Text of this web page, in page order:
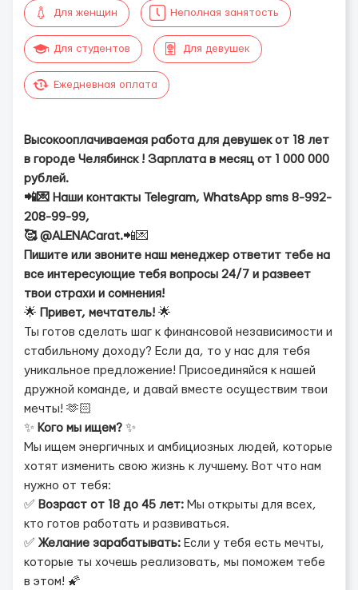
Для женщин Неполная занятость
Для студентов Для девушек
Ежедневная оплата
Высокооплачиваемая работа для девушек от 18 лет
в городе Чeлябинcк ! Зарплата в месяц от 1 000 000
рублей.
📲💌 Наши контакты Telegram, WhatsApp sms 8-992-
208-99-99,
🥰 @ALENACarat.📲💌
Пишите или звоните наш менеджер ответит тебе на
все интересующие тебя вопросы 24/7 и развеет
твои страхи и сомнения!
🌟
Привет, мечтатель! 🌟
Ты готов сделать шаг к финансовой независимости и
стабильному доходу? Если да, то у нас для тебя
уникальное предложение! Присоединяйся к нашей
дружной команде, и давай вместе осуществим твои
мечты! 🫶🏻
✨ Кого мы ищем? ✨
Мы ищем энергичных и амбициозных людей, которые
хотят изменить свою жизнь к лучшему. Вот что нам
нужно от тебя:
✅ Возраст от 18 до 45 лет: Мы открыты для всех,
кто готов работать и развиваться.
✅ Желание зарабатывать: Если у тебя есть мечты,
которые ты хочешь реализовать, мы поможем тебе
в этом! 🌠